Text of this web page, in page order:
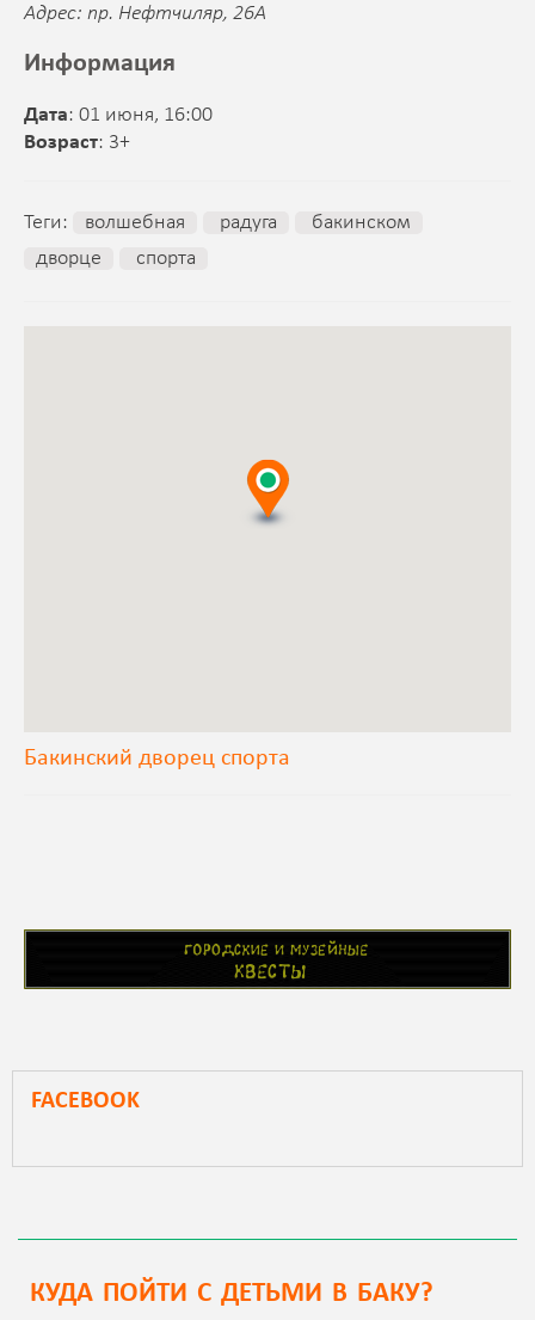
Адрес: пр. Нефтчиляр, 26A
Информация
Дата: 01 июня, 16:00
Возраст: 3+
Теги: волшебная радуга
бакинском
дворце
спорта
Бакинский дворец спорта
FACEBOOK
КУДА ПОЙТИ С ДЕТЬМИ В БАКУ?